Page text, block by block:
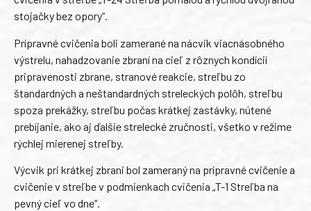
stojačky bez opory“.
Prípravné cvičenia boli zamerané na nácvik viacnásobného
výstrelu, nahadzovanie zbraní na cieľ z rôznych kondícií
pripravenosti zbrane, stranové reakcie, streľbu zo
štandardných a neštandardných streleckých polôh, streľbu
spoza prekážky, streľbu počas krátkej zastávky, nútené
prebíjanie, ako aj ďalšie strelecké zručnosti, všetko v režime
rýchlej mierenej streľby.
Výcvik pri krátkej zbrani bol zameraný na prípravné cvičenie a
cvičenie v streľbe v podmienkach cvičenia „T-1 Streľba na
pevný cieľ vo dne“.